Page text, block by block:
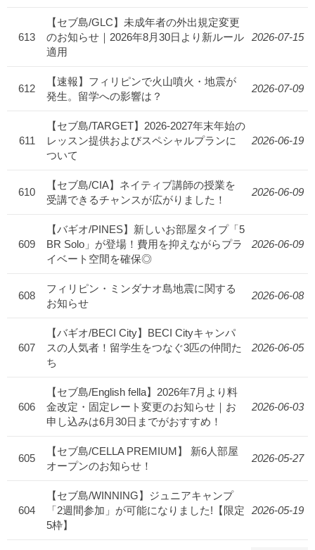
613
【セブ島/GLC】未成年者の外出規定変更
のお知らせ｜2026年8月30日より新ルール
適用
2026-07-15
612
【速報】フィリピンで火山噴火・地震が
発生。留学への影響は？
2026-07-09
611
【セブ島/TARGET】2026-2027年末年始の
レッスン提供およびスペシャルプランに
ついて
2026-06-19
610
【セブ島/CIA】ネイティブ講師の授業を
受講できるチャンスが広がりました！
2026-06-09
609
【バギオ/PINES】新しいお部屋タイプ「5
BR Solo」が登場！費用を抑えながらプラ
イベート空間を確保◎
2026-06-09
608
フィリピン・ミンダナオ島地震に関する
お知らせ
2026-06-08
607
【バギオ/BECI City】BECI Cityキャンパ
スの人気者！留学生をつなぐ3匹の仲間た
ち
2026-06-05
606
【セブ島/English fella】2026年7月より料
金改定・固定レート変更のお知らせ｜お
申し込みは6月30日までがおすすめ！
2026-06-03
605
【セブ島/CELLA PREMIUM】 新6人部屋
オープンのお知らせ！
2026-05-27
604
【セブ島/WINNING】ジュニアキャンプ
「2週間参加」が可能になりました!【限定
5枠】
2026-05-19